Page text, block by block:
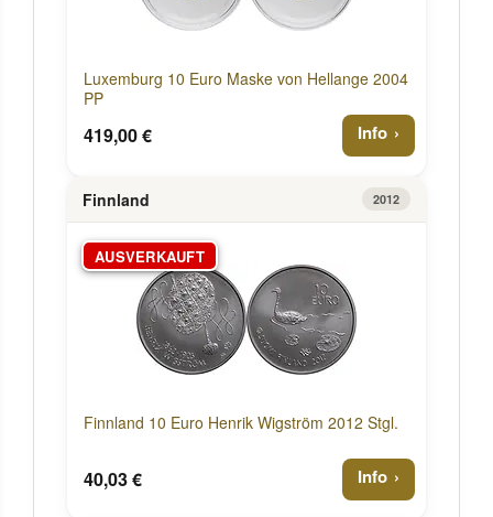
Luxemburg 10 Euro Maske von Hellange 2004
PP
419,00 € Info
Finnland 2012
AUSVERKAUFT
Finnland 10 Euro Henrik Wigström 2012 Stgl.
40,03 € Info